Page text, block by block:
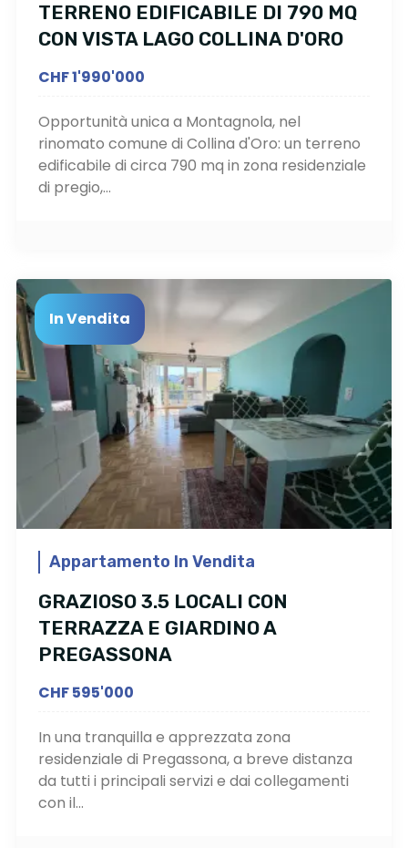
TERRENO EDIFICABILE DI 790 MQ
CON VISTA LAGO COLLINA D'ORO
CHF 1'990'000
Opportunità unica a Montagnola, nel
rinomato comune di Collina d'Oro: un terreno
edificabile di circa 790 mq in zona residenziale
di pregio,...
In Vendita
Appartamento In Vendita
GRAZIOSO 3.5 LOCALI CON
TERRAZZA E GIARDINO A
PREGASSONA
CHF 595'000
In una tranquilla e apprezzata zona
residenziale di Pregassona, a breve distanza
da tutti i principali servizi e dai collegamenti
con il...